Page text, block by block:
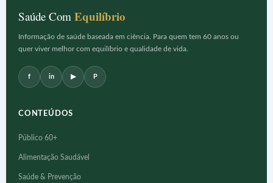
Saúde Com Equilíbrio
Informação de saúde baseada em ciência. Para quem tem 60 anos ou
quer viver melhor com equilíbrio e qualidade de vida.
f in ▶ P
CONTEÚDOS
Público 60+
Alimentação Saudável
Saúde & Prevenção